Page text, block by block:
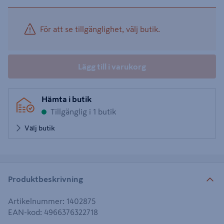
För att se tillgänglighet, välj butik.
Lägg till i varukorg
Hämta i butik
Tillgänglig i 1 butik
Välj butik
Produktbeskrivning
Artikelnummer: 1402875
EAN-kod: 4966376322718